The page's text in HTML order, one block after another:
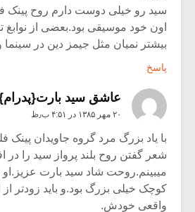
سید رو خیلی دوست دارم روح پینک
اون خود موسیقی بود.بعضی از نوابغ
بیشتر نمیان مثل جیمز دین در
پاسخ
عاشق سید
۲۰ مهر ۱۳۸۵ در ۴:۵۱ ب٫ظ
با یاد بزرگ مرد گروه جاویدان پینک
شعر گفتن روح بلند پرواز سید را در
میبینم.روحت شاد سید بارت عزیز.او
کوچک خیلی بزرگ بود.و باید زودتر از
واقعی خودش.